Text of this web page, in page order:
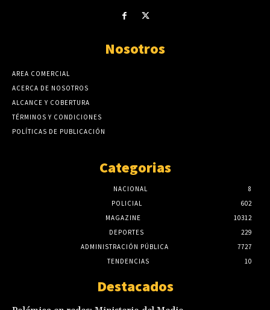
Nosotros
AREA COMERCIAL
ACERCA DE NOSOTROS
ALCANCE Y COBERTURA
TÉRMINOS Y CONDICIONES
POLÍTICAS DE PUBLICACIÓN
Categorias
NACIONAL
8
POLICIAL
602
MAGAZINE
10312
DEPORTES
229
ADMINISTRACIÓN PÚBLICA
7727
TENDENCIAS
10
Destacados